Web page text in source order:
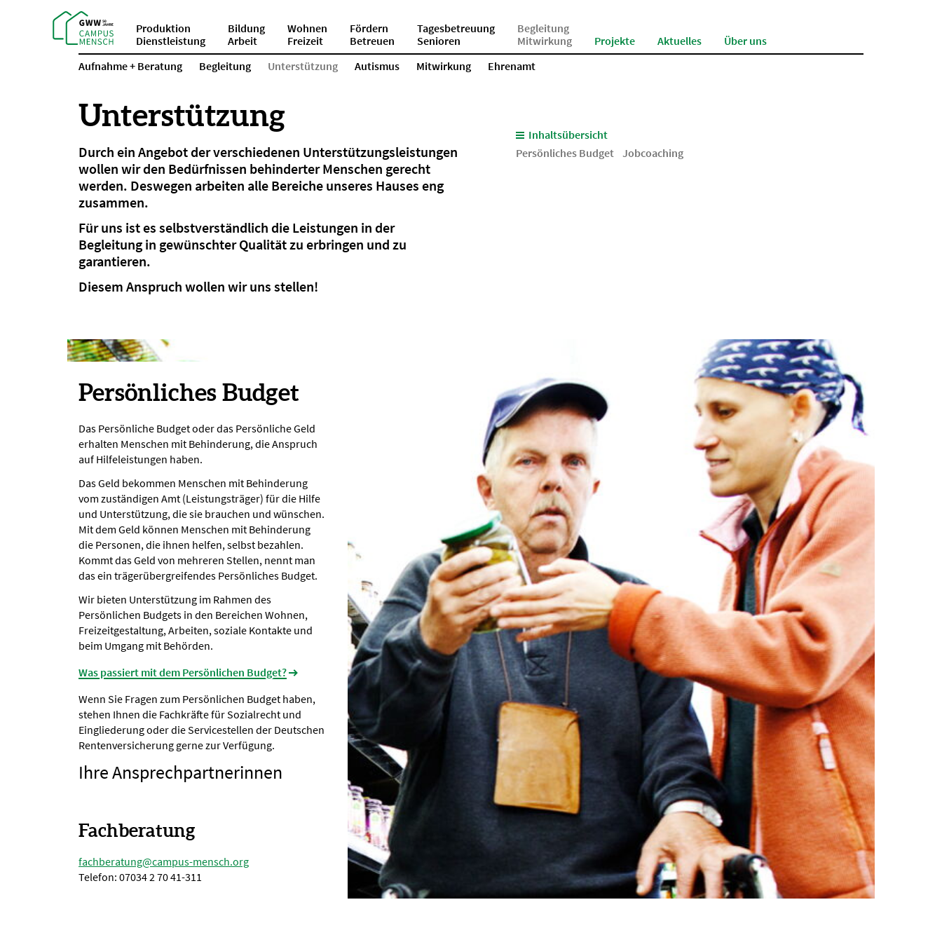
Produktion
Dienstleistung
Bildung
Arbeit
Wohnen
Freizeit
Fördern
Betreuen
Tagesbetreuung
Senioren
Begleitung
Mitwirkung
Projekte Aktuelles
Über uns
Aufnahme + Beratung
Begleitung Unterstützung Autismus Mitwirkung Ehrenamt
Unterstützung
Durch ein Angebot der verschiedenen Unterstützungsleistungen
wollen wir den Bedürfnissen behinderter Menschen gerecht
werden. Deswegen arbeiten alle Bereiche unseres Hauses eng
zusammen.
Für uns ist es selbstverständlich die Leistungen in der
Begleitung in gewünschter Qualität zu erbringen und zu
garantieren.
Diesem Anspruch wollen wir uns stellen!
Inhaltsübersicht
Persönliches Budget Jobcoaching
Persönliches Budget
Das Persönliche Budget oder das Persönliche Geld
erhalten Menschen mit Behinderung, die Anspruch
auf Hilfeleistungen haben.
Das Geld bekommen Menschen mit Behinderung
vom zuständigen Amt (Leistungsträger) für die Hilfe
und Unterstützung, die sie brauchen und wünschen.
Mit dem Geld können Menschen mit Behinderung
die Personen, die ihnen helfen, selbst bezahlen.
Kommt das Geld von mehreren Stellen, nennt man
das ein trägerübergreifendes Persönliches Budget.
Wir bieten Unterstützung im Rahmen des
Persönlichen Budgets in den Bereichen Wohnen,
Freizeitgestaltung, Arbeiten, soziale Kontakte und
beim Umgang mit Behörden.
Was passiert mit dem Persönlichen Budget?
Wenn Sie Fragen zum Persönlichen Budget haben,
stehen Ihnen die Fachkräfte für Sozialrecht und
Eingliederung oder die Servicestellen der Deutschen
Rentenversicherung gerne zur Verfügung.
Ihre Ansprechpartnerinnen
Fachberatung
fachberatung@campus-mensch.org
Telefon: 07034 2 70 41-311